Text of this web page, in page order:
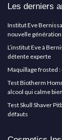
Les derniers
Institut Eve
nouvelle
L’institut Eve à
détente experte
Maquillage frosted :
Test Biotherm
alcool qui calme
Test Skull Shaver
défauts